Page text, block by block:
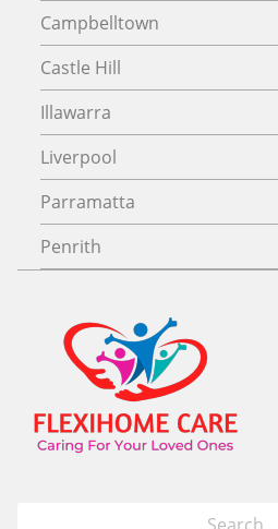
Campbelltown
Castle Hill
Illawarra
Liverpool
Parramatta
Penrith